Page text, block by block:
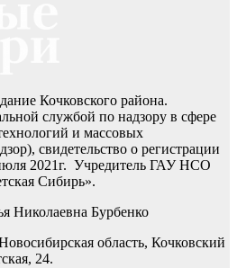
Кочковского района.
службой по надзору в сфере
и массовых
свидетельство о регистрации
2021г. Учредитель ГАУ НСО
Сибирь».
Николаевна Бурбенко
область, Кочковский
24.